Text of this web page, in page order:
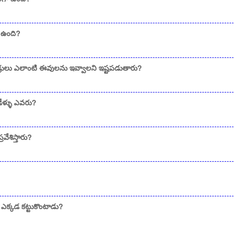
ఎలాంటి ఈవులను ఇవ్వాలని ఇష్టపడుతారు?
ఎవరు?
కట్టుకొంటాడు?